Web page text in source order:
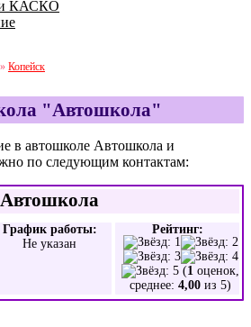
КАСКО
» Копейск
"Автошкола"
в автошколе Автошкола и
по следующим контактам:
Автошкола
График работы:
Не указан
Рейтинг:
(1 оценок,
среднее: 4,00 из 5)